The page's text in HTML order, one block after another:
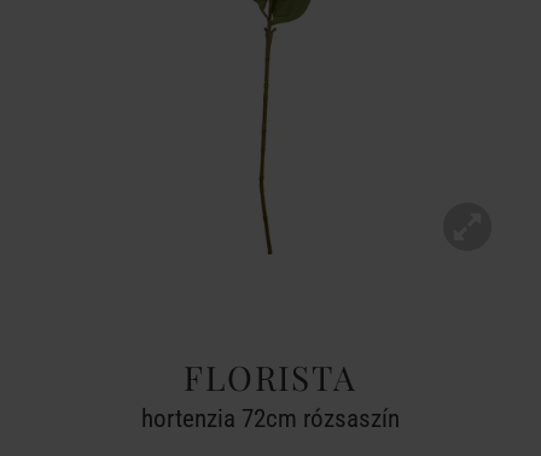
FLORISTA
hortenzia 72cm rózsaszín